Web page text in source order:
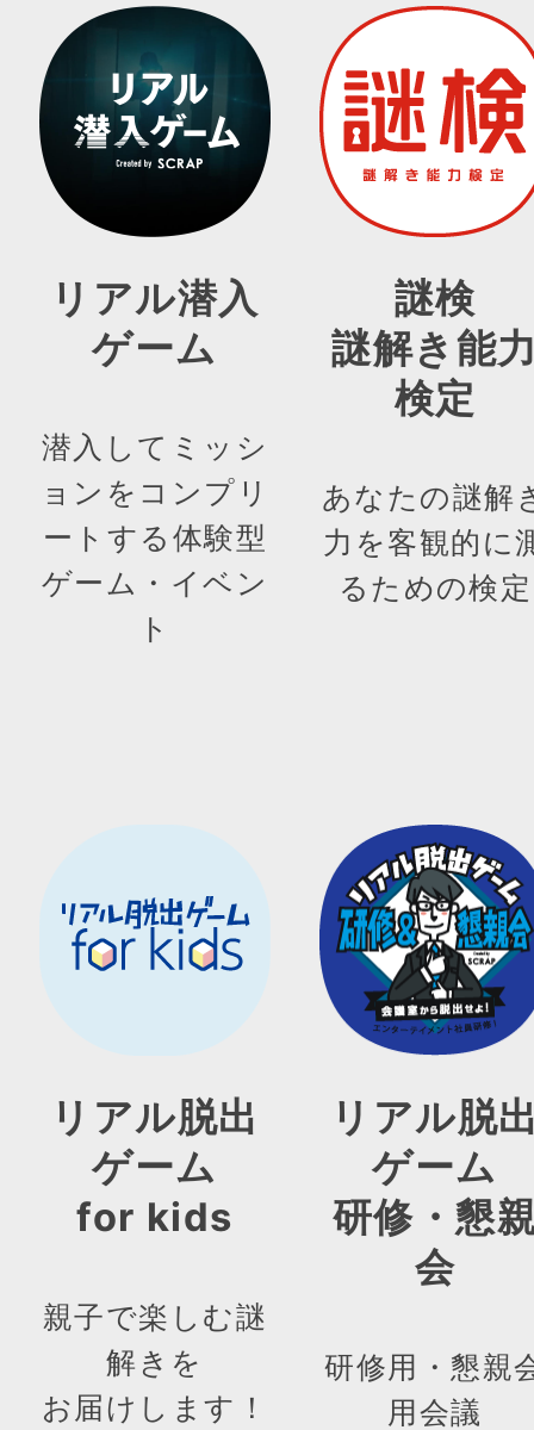
リアル潜入
ゲーム
潜入してミッシ
ョンをコンプリ
ートする体験型
ゲーム・イベン
ト
謎検
謎解き能
検定
あなたの謎解
力を客観的に
るための検定
リアル脱出
ゲーム
for kids
親子で楽しむ謎
解きを
お届けします！
リアル脱
ゲーム
研修・懇
会
研修用・懇親
用会議